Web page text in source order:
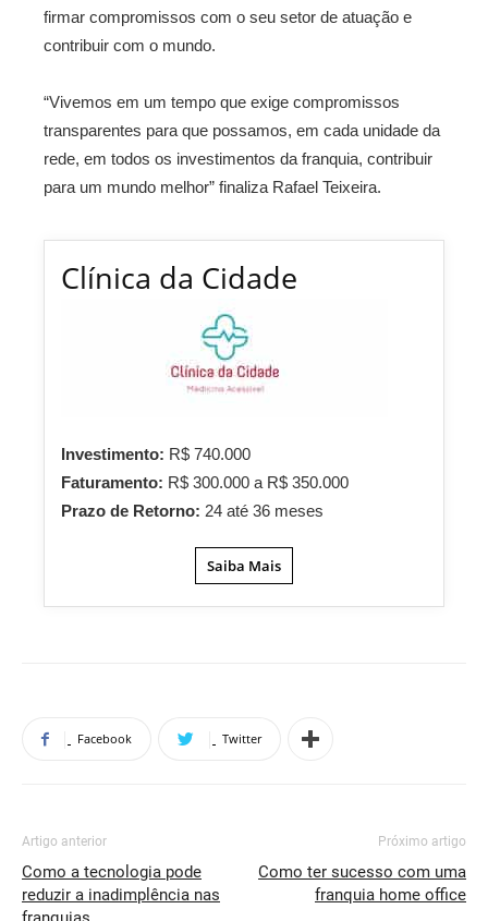
firmar compromissos com o seu setor de atuação e
contribuir com o mundo.
“Vivemos em um tempo que exige compromissos
transparentes para que possamos, em cada unidade da
rede, em todos os investimentos da franquia, contribuir
para um mundo melhor” finaliza Rafael Teixeira.
Clínica da Cidade
Investimento: R$ 740.000
Faturamento: R$ 300.000 a R$ 350.000
Prazo de Retorno: 24 até 36 meses
Saiba Mais
Facebook Twitter
Artigo anterior
Como a tecnologia pode
reduzir a inadimplência nas
Próximo artigo
Como ter sucesso com uma
franquia home office